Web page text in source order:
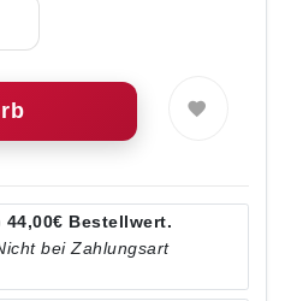
Bestellwert.
bei Zahlungsart